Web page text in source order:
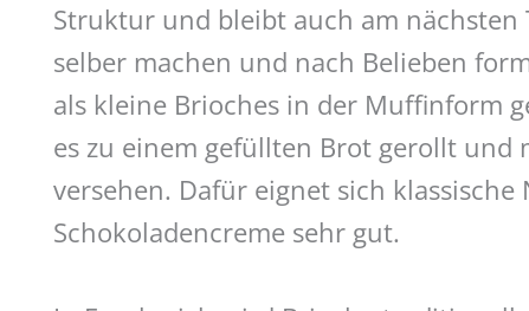
Struktur und bleibt auch am nächsten
selber machen und nach Belieben
als kleine Brioches in der Muffinform
es zu einem gefüllten Brot gerollt
versehen. Dafür eignet sich
Schokoladencreme sehr gut.